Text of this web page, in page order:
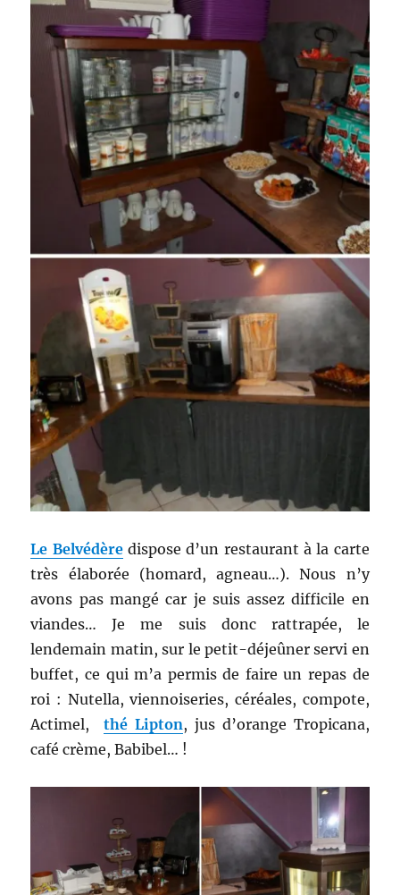
Le Belvédèredispose d’un restaurant à la carte
très élaborée (homard, agneau…). Nous n’y
avons pas mangé car je suis assez difficile en
viandes… Je me suis donc rattrapée, le
lendemain matin, sur le petit-déjeûner servi en
buffet, ce qui m’a permis de faire un repas de
roi : Nutella, viennoiseries, céréales, compote,
Actimel,thé Lipton, jus d’orange Tropicana,
café crème, Babibel… !